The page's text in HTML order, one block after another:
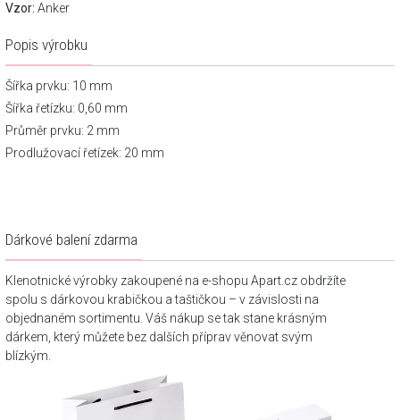
Vzor: Anker
Popis výrobku
Šířka prvku: 10 mm
Šířka řetízku: 0,60 mm
Průměr prvku: 2 mm
Prodlužovací řetízek: 20 mm
Dárkové balení zdarma
Klenotnické výrobky zakoupené na e-shopu Apart.cz obdržíte
spolu s dárkovou krabičkou a taštičkou – v závislosti na
objednaném sortimentu. Váš nákup se tak stane krásným
dárkem, který můžete bez dalších příprav věnovat svým
blízkým.